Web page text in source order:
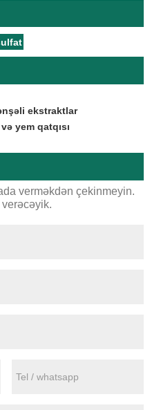
ekstraktlar
yem qatqısı
verməkdən çekinmeyin.